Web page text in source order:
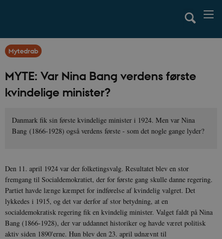
Mytedrab
MYTE: Var Nina Bang verdens første
kvindelige minister?
Danmark fik sin første kvindelige minister i 1924. Men var Nina
Bang (1866-1928) også verdens første - som det nogle gange lyder?
Den 11. april 1924 var der folketingsvalg. Resultatet blev en stor
fremgang til Socialdemokratiet, der for første gang skulle danne regering.
Partiet havde længe kæmpet for indførelse af kvindelig valgret. Det
lykkedes i 1915, og det var derfor af stor betydning, at en
socialdemokratisk regering fik en kvindelig minister. Valget faldt på Nina
Bang (1866-1928), der var uddannet historiker og havde været politisk
aktiv siden 1890'erne. Hun blev den 23. april udnævnt til